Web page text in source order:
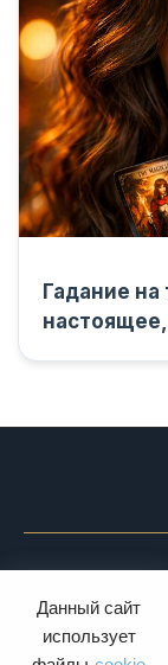
Данный сайт
использует
Гадание на
ПОЛИТИКА